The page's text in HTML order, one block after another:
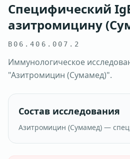
Специфический
азитромицину
B06.406.007.2
Иммунологическое
"Азитромицин (Сумамед)".
Состав исследования
Азитромицин (Сумамед) —